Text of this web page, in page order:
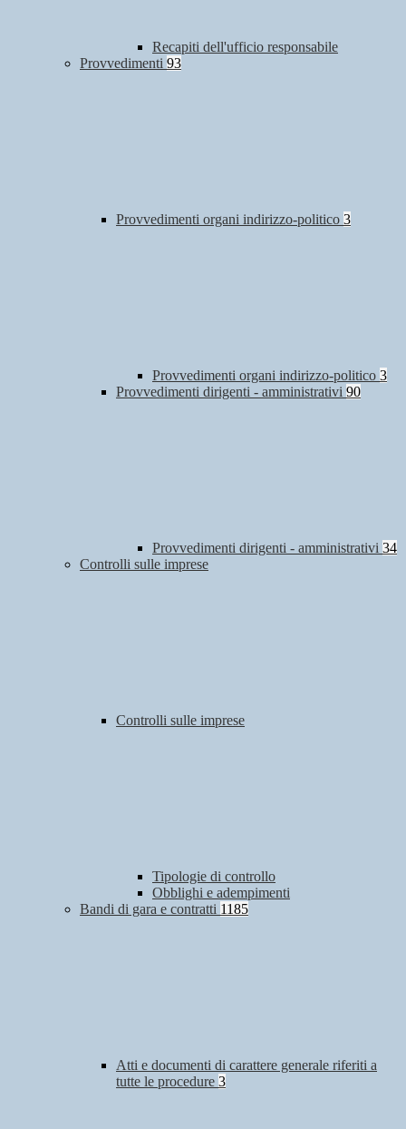
Recapiti dell'ufficio responsabile
Provvedimenti 93
Provvedimenti organi indirizzo-politico 3
Provvedimenti organi indirizzo-politico 3
Provvedimenti dirigenti - amministrativi 90
Provvedimenti dirigenti - amministrativi 34
Controlli sulle imprese
Controlli sulle imprese
Tipologie di controllo
Obblighi e adempimenti
Bandi di gara e contratti 1185
Atti e documenti di carattere generale riferiti a
tutte le procedure 3